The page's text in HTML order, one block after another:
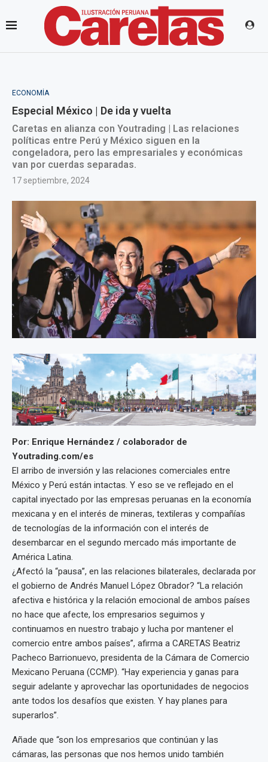
ECONOMÍA
Especial México | De ida y vuelta
Caretas en alianza con Youtrading | Las relaciones
políticas entre Perú y México siguen en la
congeladora, pero las empresariales y económicas
van por cuerdas separadas.
17 septiembre, 2024
Por: Enrique Hernández / colaborador de
Youtrading.com/es
El arribo de inversión y las relaciones comerciales entre
México y Perú están intactas. Y eso se ve reflejado en el
capital inyectado por las empresas peruanas en la economía
mexicana y en el interés de mineras, textileras y compañías
de tecnologías de la información con el interés de
desembarcar en el segundo mercado más importante de
América Latina.
¿Afectó la “pausa”, en las relaciones bilaterales, declarada por
el gobierno de Andrés Manuel López Obrador? “La relación
afectiva e histórica y la relación emocional de ambos países
no hace que afecte, los empresarios seguimos y
continuamos en nuestro trabajo y lucha por mantener el
comercio entre ambos países”, afirma a CARETAS Beatriz
Pacheco Barrionuevo, presidenta de la Cámara de Comercio
Mexicano Peruana (CCMP). “Hay experiencia y ganas para
seguir adelante y aprovechar las oportunidades de negocios
ante todos los desafíos que existen. Y hay planes para
superarlos”.
Añade que “son los empresarios que continúan y las
cámaras, las personas que nos hemos unido también